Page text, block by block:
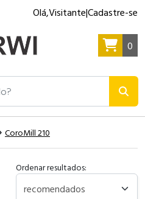
Olá,Visitante|Cadastre-se
0
CoroMill 210
Ordenar resultados: